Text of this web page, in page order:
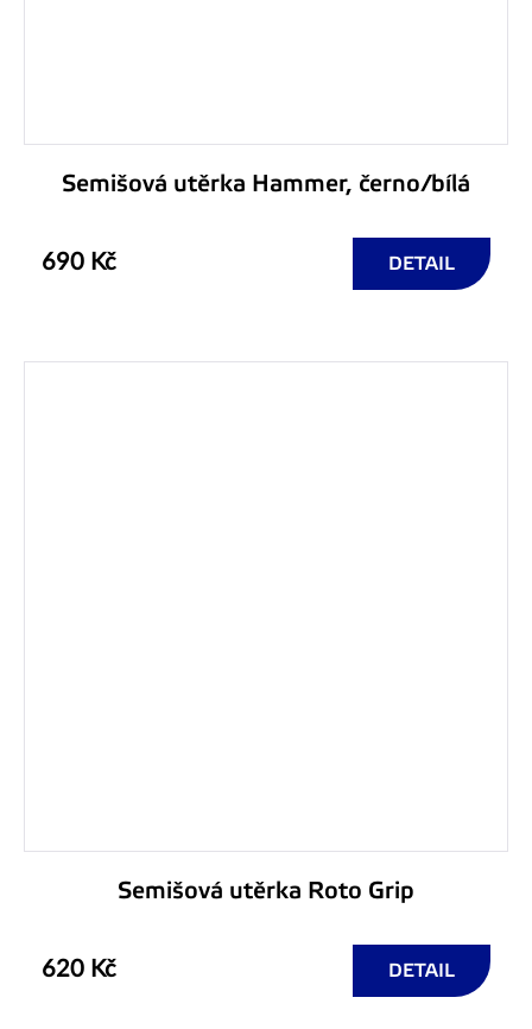
Semišová utěrka Hammer, černo/bílá
690 Kč DETAIL
Semišová utěrka Roto Grip
620 Kč DETAIL